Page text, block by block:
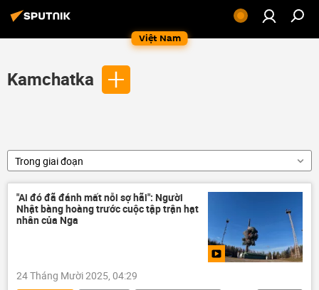
Việt Nam
Kamchatka
Trong giai đoạn
"Ai đó đã đánh mất nỗi sợ hãi": Người
Nhật bàng hoàng trước cuộc tập trận hạt
nhân của Nga
24 Tháng Mười 2025, 04:29